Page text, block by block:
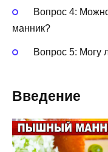
Вопрос 4:
манник?
Вопрос 5: Могу
Введение